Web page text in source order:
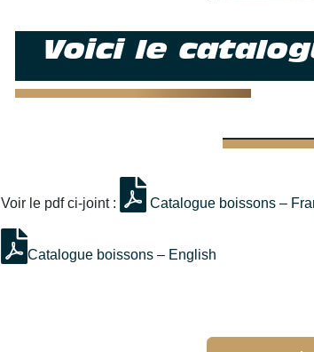
Voici le
Voir le pdf ci-joint : Catalogue boissons –
Catalogue boissons – English